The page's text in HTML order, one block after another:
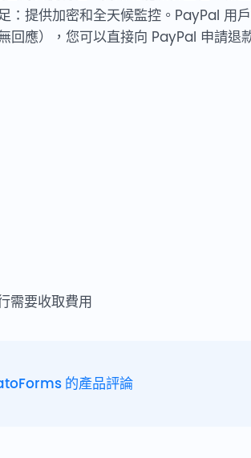
：提供加密和全天候監控。PayPal 用
回應），您可以直接向 PayPal 申請退
需要收取費用
的產品評論